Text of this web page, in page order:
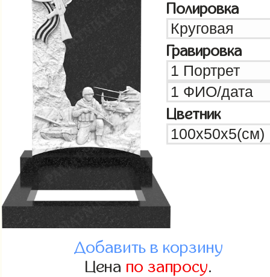
Полировка
Гравировка
Цветник
Добавить в корзину
Цена по запросу.